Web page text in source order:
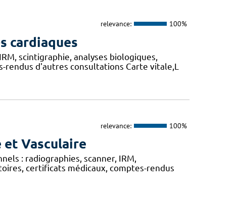
relevance: 100%
cardiaques
scintigraphie, analyses biologiques,
d'autres consultations Carte vitale,L
relevance: 100%
et Vasculaire
: radiographies, scanner, IRM,
certificats médicaux, comptes-rendus